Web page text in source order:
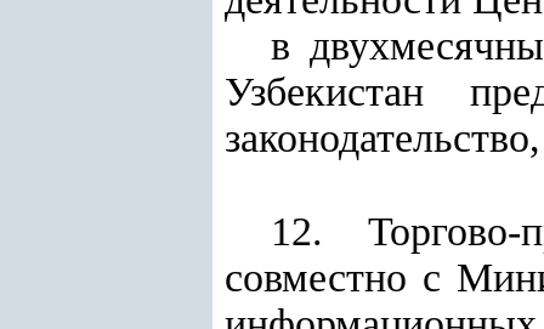
в
Узбекистан
12. Торгово-
совместно с